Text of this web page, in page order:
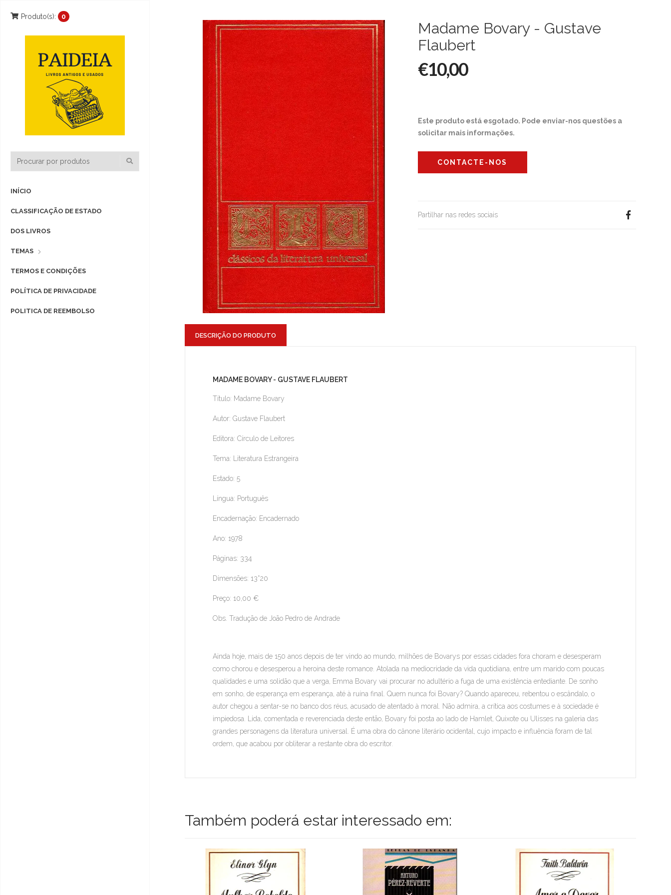
Produto(s): 0
INÍCIO
CLASSIFICAÇÃO DE ESTADO
DOS LIVROS
TEMAS
TERMOS E CONDIÇÕES
POLÍTICA DE PRIVACIDADE
POLITICA DE REEMBOLSO
Madame Bovary - Gustave
Flaubert
€10,00
Este produto está esgotado. Pode enviar-nos questões a
solicitar mais informações.
CONTACTE-NOS
Partilhar nas redes sociais
DESCRIÇÃO DO PRODUTO
MADAME BOVARY - GUSTAVE FLAUBERT
Título: Madame Bovary
Autor: Gustave Flaubert
Editora: Círculo de Leitores
Tema: Literatura Estrangeira
Estado: 5
Língua: Português
Encadernação: Encadernado
Ano: 1978
Páginas: 334
Dimensões: 13*20
Preço: 10,00 €
Obs. Tradução de João Pedro de Andrade
Ainda hoje, mais de 150 anos depois de ter vindo ao mundo, milhões de Bovarys por essas cidades fora choram e desesperam
como chorou e desesperou a heroína deste romance. Atolada na mediocridade da vida quotidiana, entre um marido com poucas
qualidades e uma solidão que a verga, Emma Bovary vai procurar no adultério a fuga de uma existência entediante. De sonho
em sonho, de esperança em esperança, até à ruína final. Quem nunca foi Bovary? Quando apareceu, rebentou o escândalo, o
autor chegou a sentar-se no banco dos réus, acusado de atentado à moral. Não admira, a crítica aos costumes e à sociedade é
impiedosa. Lida, comentada e reverenciada deste então, Bovary foi posta ao lado de Hamlet, Quixote ou Ulisses na galeria das
grandes personagens da literatura universal. É uma obra do cânone literário ocidental, cujo impacto e influência foram de tal
ordem, que acabou por obliterar a restante obra do escritor.
Também poderá estar interessado em: